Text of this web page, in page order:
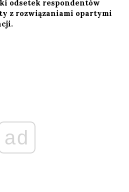
odsetek respondentów
z rozwiązaniami opartymi
ad